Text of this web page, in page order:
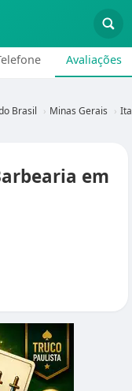
Avaliações
Brasil Minas Gerais
em